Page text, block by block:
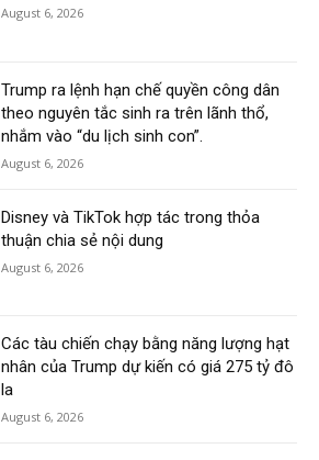
August 6, 2026
Trump ra lệnh hạn chế quyền công dân
theo nguyên tắc sinh ra trên lãnh thổ,
nhắm vào “du lịch sinh con”.
August 6, 2026
Disney và TikTok hợp tác trong thỏa
thuận chia sẻ nội dung
August 6, 2026
Các tàu chiến chạy bằng năng lượng hạt
nhân của Trump dự kiến có giá 275 tỷ đô
la
August 6, 2026